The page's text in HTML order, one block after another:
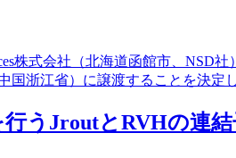
株式会社（北海道函館市、NSD
中国浙江省）に譲渡することを決
うJroutとRVHの連